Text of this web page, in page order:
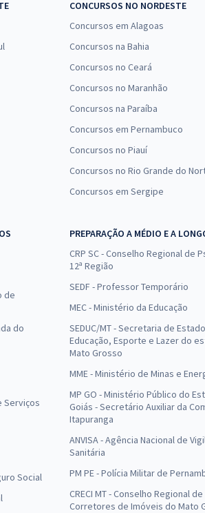
CONCURSOS NO NORDESTE
Concursos em Alagoas
Concursos na Bahia
Concursos no Ceará
Concursos no Maranhão
Concursos na Paraíba
Concursos em Pernambuco
Concursos no Piauí
Concursos no Rio Grande do
Concursos em Sergipe
de
do
Serviços
Social
PREPARAÇÃO A MÉDIO E A
CRP SC - Conselho Regional de
12ª Região
SEDF - Professor Temporário
MEC - Ministério da Educação
SEDUC/MT - Secretaria de
Educação, Esporte e Lazer do
Mato Grosso
MME - Ministério de Minas e
MP GO - Ministério Público do
Goiás - Secretário Auxiliar da
Itapuranga
ANVISA - Agência Nacional de
Sanitária
PM PE - Polícia Militar de
CRECI MT - Conselho Regional de
Corretores de Imóveis do Mato